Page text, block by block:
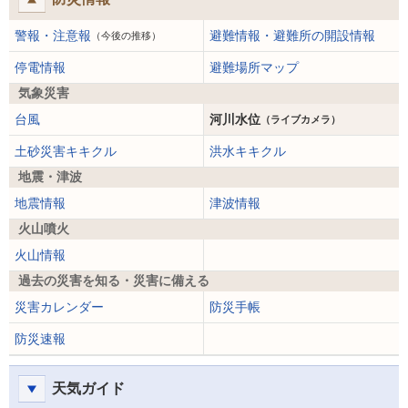
警報・注意報 （今後の推移） 避難情報・避難所の開設情報
停電情報
避難場所マップ
気象災害
台風
河川水位 （ライブカメラ）
土砂災害キキクル
洪水キキクル
地震・津波
地震情報
津波情報
火山噴火
火山情報
過去の災害を知る・災害に備える
災害カレンダー
防災手帳
防災速報
天気ガイド